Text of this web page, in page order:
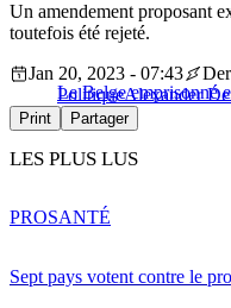
Un amendement proposant
toutefois été rejeté.
Le Belge emprisonné
Jan 20, 2023 - 07:43
PolitiqueAlexander
Print Partager
LES PLUS LUS
Sept pays votent contre le
PROSANTÉ